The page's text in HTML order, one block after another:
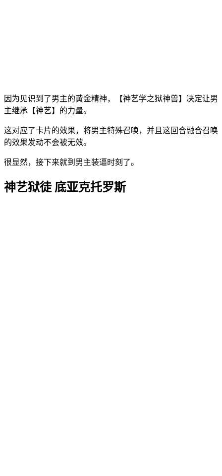
因为见识到了男主的黄金精神，【神艺学之狱神兽】决定让男
主继承【神艺】的力量。
这对应了卡片的效果，将男主特殊召唤，并且这回合融合召唤
的效果发动不会被无效。
很显然，接下来就到男主装逼时刻了。
神艺狱徒 底亚克托罗斯